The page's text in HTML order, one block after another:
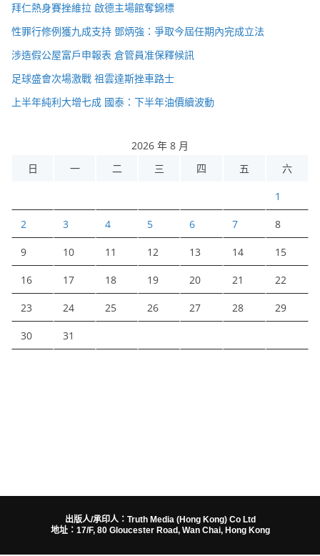
拜仁熱身賽挫維拉 啟德主場館奪錦標
性罪行修例獲九成支持 鄧炳強：爭取今屆任期內完成立法
涉造假公屋富戶申報表 倉管員准保釋候訊
足球盛會次場激戰 祖雲達斯挫車路士
上半年純利大增七成 國泰：下半年油價續波動
2026 年 8 月
日
一 二 三 四 五 六
1
2 3 4 5 6 7 8
9 10 11 12 13 14 15
16 17 18 19 20 21 22
23 24 25 26 27 28 29
30 31
出版人/承印人：Truth Media (Hong Kong) Co Ltd
地址：17/F, 80 Gloucester Road, Wan Chai, Hong Kong